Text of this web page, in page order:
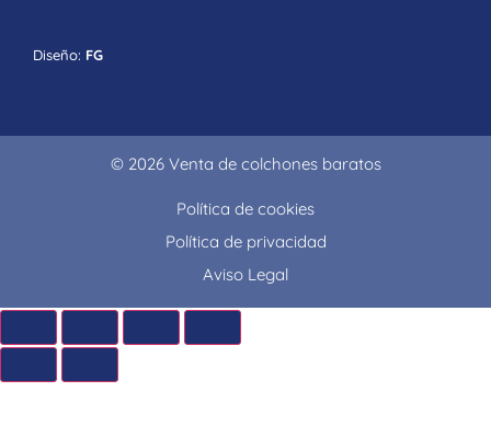
Diseño: FG
© 2026 Venta de colchones baratos
Política de cookies
Política de privacidad
Aviso Legal